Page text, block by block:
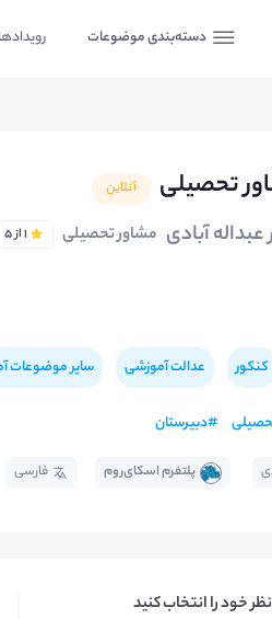
دسته‌بندی موضوعات رویدادها
تحصیلی آنلاین
آبادی مشاور تحصیلی 1 از 5
کنکور عدالت آموزشی سایر موضوعات
#دبیرستان
پلتفرم اسکای‌روم فارسی
خود را انتخاب کنید